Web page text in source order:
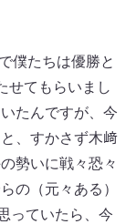
僕たちは優勝と
せてもらいまし
たんですが、今
、すかさず木﨑
勢いに戦々恐々
の（元々ある）
っていたら、今